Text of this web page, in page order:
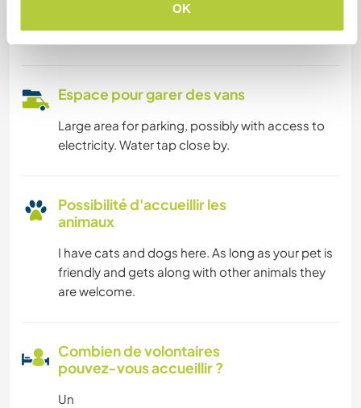
OK
My internet is good and reliable. WiFi will be
available free.
Espace pour garer des vans
Large area for parking, possibly with access to
electricity. Water tap close by.
Possibilité d'accueillir les
animaux
I have cats and dogs here. As long as your pet is
friendly and gets along with other animals they
are welcome.
Combien de volontaires
pouvez-vous accueillir ?
Un